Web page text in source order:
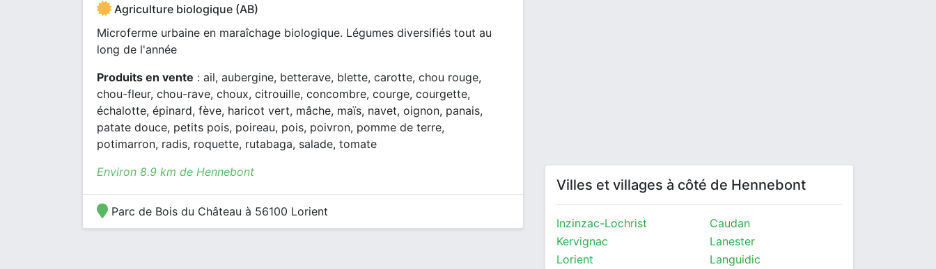
Agriculture biologique (AB)
Microferme urbaine en maraîchage biologique. Légumes diversifiés tout au
long de l'année
Produits en vente : ail, aubergine, betterave, blette, carotte, chou rouge,
chou-fleur, chou-rave, choux, citrouille, concombre, courge, courgette,
échalotte, épinard, fève, haricot vert, mâche, maïs, navet, oignon, panais,
patate douce, petits pois, poireau, pois, poivron, pomme de terre,
potimarron, radis, roquette, rutabaga, salade, tomate
Environ 8.9 km de Hennebont
Parc de Bois du Château à 56100 Lorient
Villes et villages à côté de Hennebont
Inzinzac-Lochrist
Caudan
Kervignac
Lanester
Lorient
Languidic